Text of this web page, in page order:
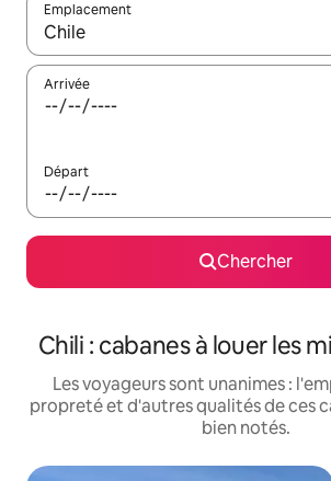
Emplacement
Quand les résultats sont affichés,
Arrivée
Départ
Chercher
Chili : cabanes à louer les
Les voyageurs sont unanimes :
propreté et d'autres qualités de ces
bien notés.